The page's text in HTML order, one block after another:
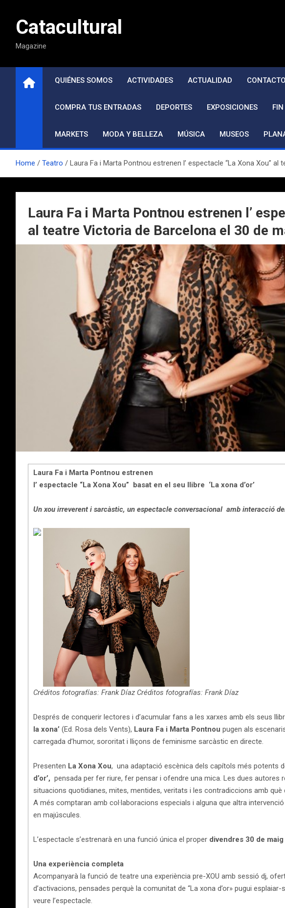
contenidoCatacultural
Magazine
QUIÉNES SOMOS ACTIVIDADES ACTUALIDAD CONTACTO
COMPRA TUS ENTRADAS DEPORTES EXPOSICIONES
MARKETS MODA Y BELLEZA MÚSICA MUSEOS
Home Teatro Laura Fa i Marta Pontnou estrenen l’ espectacle “La Xona Xou”
Laura Fa i Marta Pontnou estrenen l’
al teatre Victoria de Barcelona el 30 de
Laura Fa i Marta Pontnou estrenen
l’ espectacle “La Xona Xou” basat en el seu llibre ‘La xona d’or’
Un xou irreverent i sarcàstic, un espectacle conversacional amb interacció
Créditos fotografías: Frank Díaz Créditos fotografías: Frank Díaz
Després de conquerir lectores i d’acumular fans a les xarxes amb els seus
la xona’ (Ed. Rosa dels Vents), Laura Fa i Marta Pontnou pugen als
carregada d’humor, sororitat i lliçons de feminisme sarcàstic en directe.
Presenten La Xona Xou, una adaptació escènica dels capítols més potents
d’or’, pensada per fer riure, fer pensar i ofendre una mica. Les dues autores
situacions quotidianes, mites, mentides, veritats i les contradiccions amb què
A més comptaran amb col·laboracions especials i alguna que altra
en majúscules.
L’espectacle s’estrenarà en una funció única el proper divendres 30 de
Una experiència completa
Acompanyarà la funció de teatre una experiència pre-XOU amb sessió dj,
d’activacions, pensades perquè la comunitat de “La xona d’or» pugui
veure l’espectacle.